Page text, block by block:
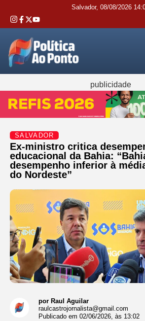
Salvador, 08/08/2026
publicidade
SALVADOR
Ex-ministro critica
educacional da Bahia:
desempenho inferior à
do Nordeste”
por Raul Aguilar
raulcastrojornalista@gmail.com
Publicado em 02/06/2026, às 13:02